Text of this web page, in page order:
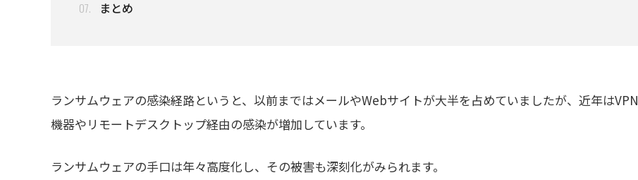
07. まとめ
ランサムウェアの感染経路というと、以前まではメールやWebサイトが大半を占めていましたが、近年はVPN
機器やリモートデスクトップ経由の感染が増加しています。
ランサムウェアの手口は年々高度化し、その被害も深刻化がみられます。